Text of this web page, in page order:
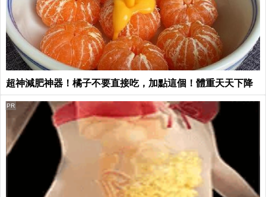
超神減肥神器！橘子不要直接吃，加點這個！體重天天下降
PR